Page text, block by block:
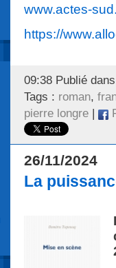
www.actes-
https://
09:38 Publié
Tags : roman,
pierre longre |
26/11/2024
La